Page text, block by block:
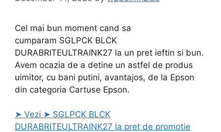
Cel mai bun moment cand sa
cumparam SGLPCK BLCK
DURABRITEULTRAINK27 la un pret ieftin si bun.
Avem ocazia de a detine un astfel de produs
uimitor, cu bani putini, avantajos, de la Epson
din categoria Cartuse Epson.
➤ Vezi ➤ SGLPCK BLCK
DURABRITEULTRAINK27 la pret de promotie